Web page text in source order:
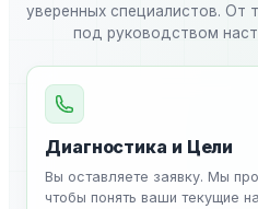
уверенных специалистов. От
под руководством
Диагностика и Цели
Вы оставляете заявку. Мы
чтобы понять ваши текущие